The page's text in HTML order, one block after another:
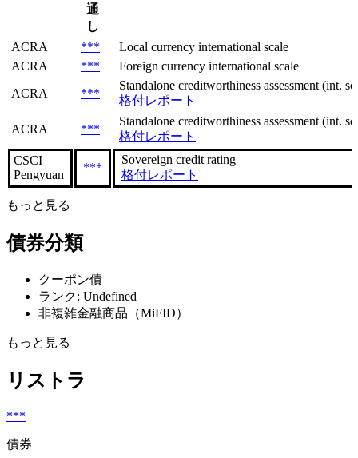
通
し
ACRA ***
Local currency international scale
ACRA
***
Foreign currency international scale
ACRA
***
Standalone creditworthiness assessment (int.
格付レポート
ACRA ***
Standalone creditworthiness assessment (int.
格付レポート
CSCI
Pengyuan
***
Sovereign сredit rating
格付レポート
もっと見る
債券分類
クーポン債
ランク: Undefined
非複雑金融商品（MiFID）
もっと見る
リストラ
***
債券